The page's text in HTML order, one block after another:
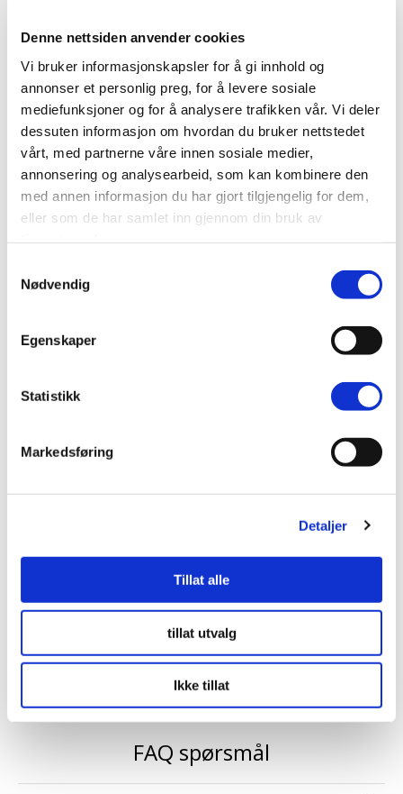
Denne nettsiden anvender cookies
Vi bruker informasjonskapsler for å gi innhold og
annonser et personlig preg, for å levere sosiale
mediefunksjoner og for å analysere trafikken vår. Vi deler
dessuten informasjon om hvordan du bruker nettstedet
vårt, med partnerne våre innen sosiale medier,
annonsering og analysearbeid, som kan kombinere den
med annen informasjon du har gjort tilgjengelig for dem,
eller som de har samlet inn gjennom din bruk av
Nødvendig
Egenskaper
Statistikk
Markedsføring
Detaljer
Tillat alle
tillat utvalg
Ikke tillat
Gardiner etter dine mål
FAQ spørsmål